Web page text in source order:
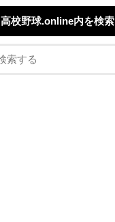
高校野球.online内を検索